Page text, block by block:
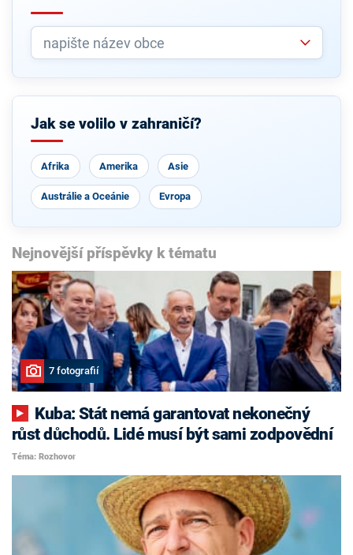
Jak se volilo v zahraničí?
Afrika Amerika Asie
Austrálie a Oceánie Evropa
Nejnovější příspěvky k tématu
7 fotografií
růst důchodů. Lidé musí být sami zodpovědní
Téma: Rozhovor